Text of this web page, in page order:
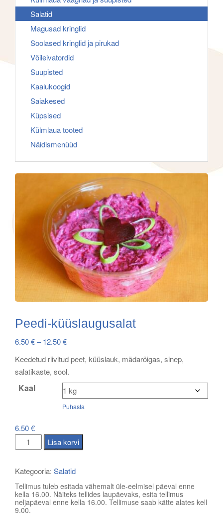
g
a
f
o
Salatid
Magusad kringlid
Soolased kringlid ja pirukad
Võileivatordid
Suupisted
Kaalukoogid
Saiakesed
Küpsised
Külmlaua tooted
Näidismenüüd
Peedi-küüslaugusalat
6.50€– 12.50€Price
6.50 €
12.50 €
Keedetud riivitud peet, küüslauk, mädarõigas, sinep,
salatikaste, sool.
Kaal
Puhasta
6.50€
Peedi-
küüslaugusalat
Lisa korvi
Kategooria: Salatid
Tellimus tuleb esitada vähemalt üle-eelmisel päeval enne
kella 16.00. Näiteks tellides laupäevaks, esita tellimus
neljapäeval enne kella 16.00. Tellimuse saab kätte alates kell
9.00.